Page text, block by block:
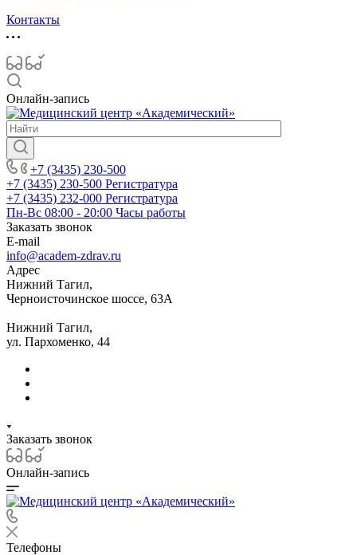
Контакты
Онлайн-запись
+7 (3435) 230-500
+7 (3435) 230-500 Регистратура
+7 (3435) 232-000 Регистратура
Пн-Вс 08:00 - 20:00 Часы работы
Заказать звонок
E-mail
info@academ-zdrav.ru
Адрес
Нижний Тагил,
Черноисточинское шоссе, 63А
Нижний Тагил,
ул. Пархоменко, 44
Заказать звонок
Онлайн-запись
Телефоны